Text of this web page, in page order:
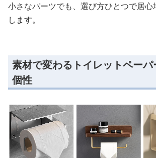
小さなパーツでも、選び方ひとつで居
します。
素材で変わるトイレットペー
個性